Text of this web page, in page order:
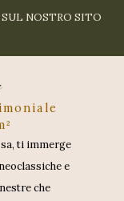
NOSTRO SITO
N ZA
ti immerge
e
che